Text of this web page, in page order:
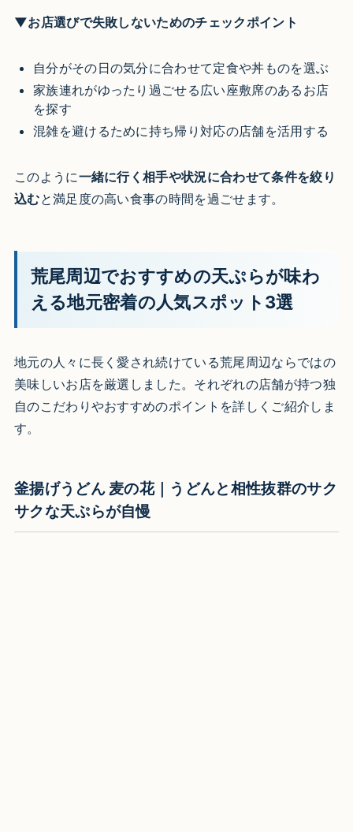
▼お店選びで失敗しないためのチェックポイント
自分がその日の気分に合わせて定食や丼ものを選ぶ
家族連れがゆったり過ごせる広い座敷席のあるお店
を探す
混雑を避けるために持ち帰り対応の店舗を活用する
このように一緒に行く相手や状況に合わせて条件を絞り
込むと満足度の高い食事の時間を過ごせます。
荒尾周辺でおすすめの天ぷらが味わ
える地元密着の人気スポット3選
地元の人々に長く愛され続けている荒尾周辺ならではの
美味しいお店を厳選しました。それぞれの店舗が持つ独
自のこだわりやおすすめのポイントを詳しくご紹介しま
す。
釜揚げうどん 麦の花｜うどんと相性抜群のサク
サクな天ぷらが自慢